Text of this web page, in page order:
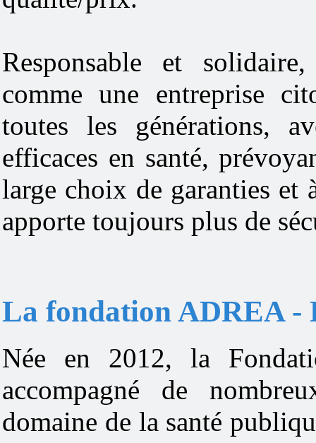
Responsable et
comme une entreprise
toutes les générations,
efficaces en santé,
large choix de garanties et
apporte toujours plus de
La fondation ADREA -
Née en 2012, la
accompagné de
domaine de la santé